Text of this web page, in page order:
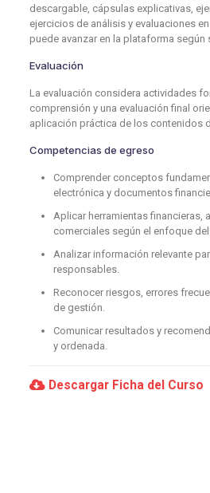
descargable, cápsulas explicativas,
ejercicios de análisis y evaluaciones
puede avanzar en la plataforma
Evaluación
La evaluación considera actividades
comprensión y una evaluación final
aplicación práctica de los contenidos
Competencias de egreso
Comprender conceptos
electrónica y documentos
Aplicar herramientas financieras,
comerciales según el enfoque
Analizar información relevante
responsables.
Reconocer riesgos, errores
de gestión.
Comunicar resultados y
y ordenada.
Descargar Ficha del Curso